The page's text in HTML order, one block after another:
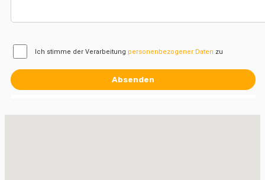
Ich stimme der Verarbeitung personenbezogener Daten zu